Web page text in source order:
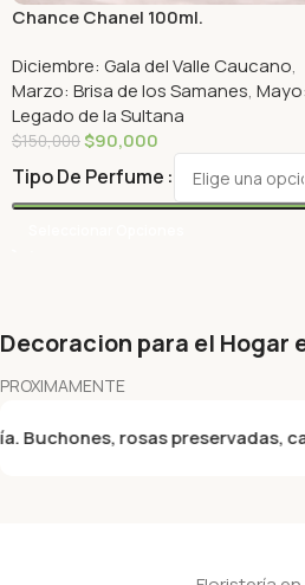
Chance Chanel 100ml.
Diciembre: Gala del Valle Caucano,
Marzo: Brisa de los Samanes, Mayo:
Legado de la Sultana
$150,000$90,000
Tipo De Perfume
Decoracion para el Hogar
PROXIMAMENTE
rosas preservadas, cajas